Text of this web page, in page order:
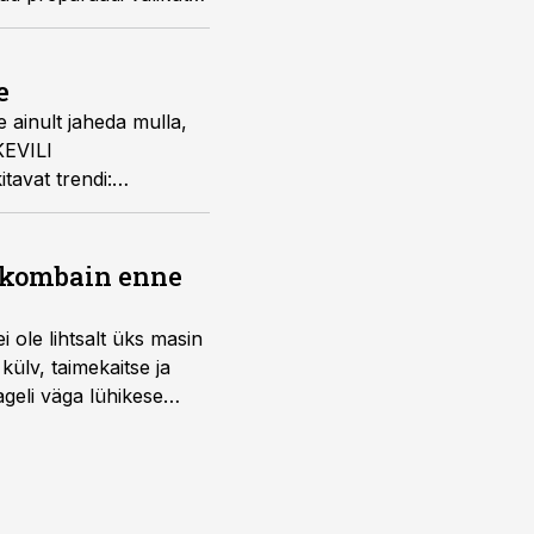
ühistu
ainult jaheda mulla,
trendi:
tänavused
enne
ole lihtsalt üks masin
taimekaitse ja
väga lühikese